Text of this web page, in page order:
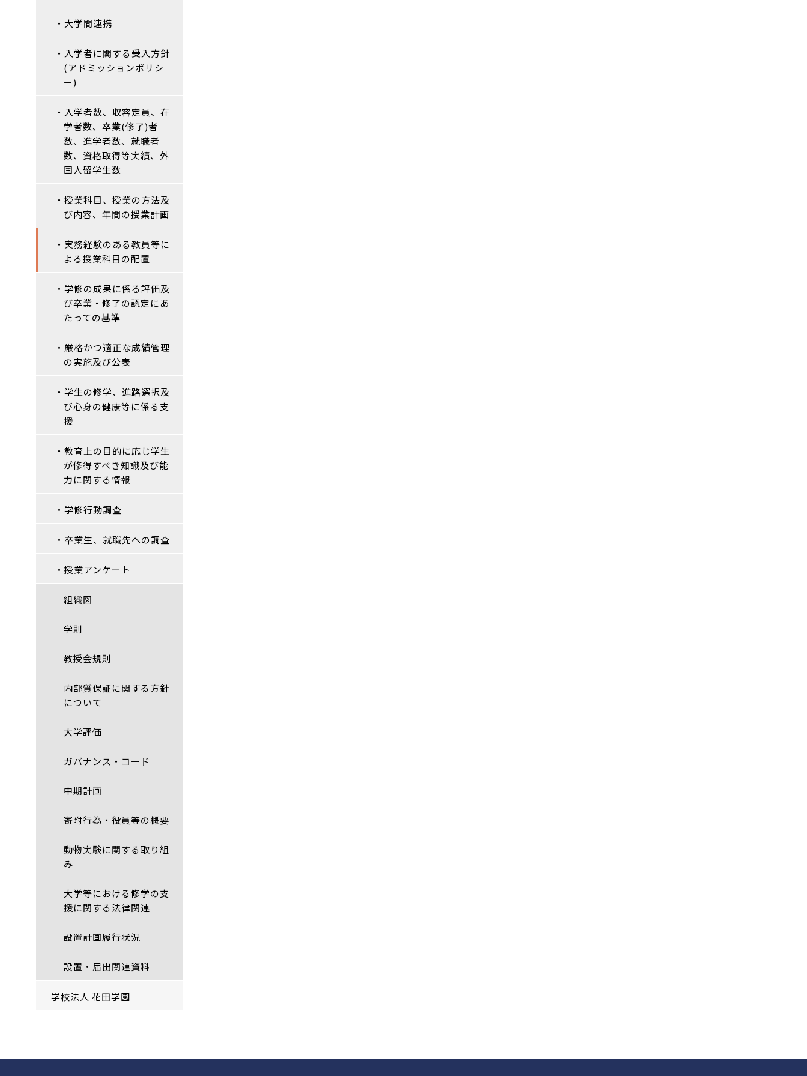
・大学間連携
・入学者に関する受入方針
(アドミッションポリシ
ー)
・入学者数、収容定員、在
学者数、卒業(修了)者
数、進学者数、就職者
数、資格取得等実績、外
国人留学生数
・授業科目、授業の方法及
び内容、年間の授業計画
・実務経験のある教員等に
よる授業科目の配置
・学修の成果に係る評価及
び卒業・修了の認定にあ
たっての基準
・厳格かつ適正な成績管理
の実施及び公表
・学生の修学、進路選択及
び心身の健康等に係る支
援
・教育上の目的に応じ学生
が修得すべき知識及び能
力に関する情報
・学修行動調査
・卒業生、就職先への調査
・授業アンケート
組織図
学則
教授会規則
内部質保証に関する方針
について
大学評価
ガバナンス・コード
中期計画
寄附行為・役員等の概要
動物実験に関する取り組
み
大学等における修学の支
援に関する法律関連
設置計画履行状況
設置・届出関連資料
学校法人 花田学園